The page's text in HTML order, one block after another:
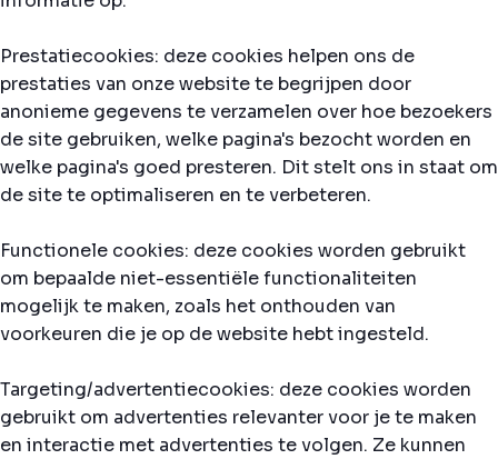
Prestatiecookies: deze cookies helpen ons de
prestaties van onze website te begrijpen door
anonieme gegevens te verzamelen over hoe bezoekers
de site gebruiken, welke pagina's bezocht worden en
welke pagina's goed presteren. Dit stelt ons in staat om
de site te optimaliseren en te verbeteren.
Functionele cookies: deze cookies worden gebruikt
om bepaalde niet-essentiële functionaliteiten
mogelijk te maken, zoals het onthouden van
voorkeuren die je op de website hebt ingesteld.
Targeting/advertentiecookies: deze cookies worden
gebruikt om advertenties relevanter voor je te maken
en interactie met advertenties te volgen. Ze kunnen